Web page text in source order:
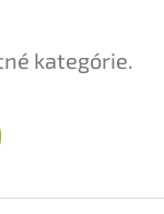
kategórie.